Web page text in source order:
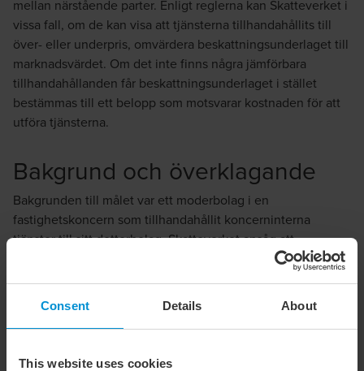
Consent Details About
This website uses cookies
mellan närstående parter. Enligt reglerna kan Skatteverket i
vissa fall, om de kan visa att tjänsterna tillhandahållits till
över- eller underpris, omvärdera beskattningsunderlaget till
marknadsvärdet. Om det inte finns några jämförbara
tillhandahållanden får beskattningsunderlaget i stället
bestämmas till ett belopp som motsvarar kostnaden för att
utföra tjänsterna.
Bakgrund och överklagande
Bakgrunden till målet var ett moderbolag i en
fastighetskoncern som tillhandahållit koncerninterna
tjänster till sitt dotterbolag. Skatteverket ansåg att
tjänsterna tillhandahållits till underpris, och då det enligt
Skatteverket inte fanns några jämförbara tillhandahållanden
bestämde Skatteverket att beskattningsunderlaget skulle
omvärderas till ett belopp som motsvarade moderbolagets
samtliga kostnader för det aktuella året. Resultatet blev att
beskattningsunderlaget höjdes från ca 2,3 miljoner kronor